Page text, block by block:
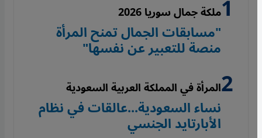
ملكة جمال سوريا 2026
"مسابقات الجمال تمنح المرأة
منصة للتعبير عن نفسها"
المرأة في المملكة العربية السعودية
نساء السعودية...عالقات في نظام
الأبارتايد الجنسي